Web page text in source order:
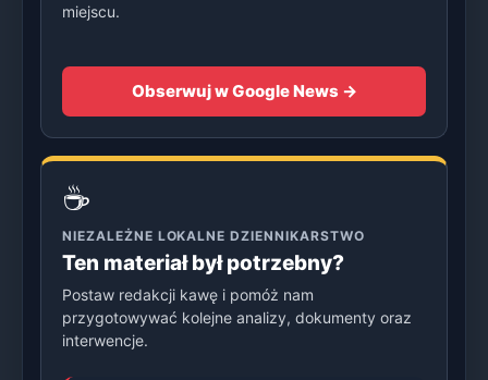
miejscu.
Obserwuj w Google News →
☕
NIEZALEŻNE LOKALNE DZIENNIKARSTWO
Ten materiał był potrzebny?
Postaw redakcji kawę i pomóż nam
przygotowywać kolejne analizy, dokumenty oraz
interwencje.